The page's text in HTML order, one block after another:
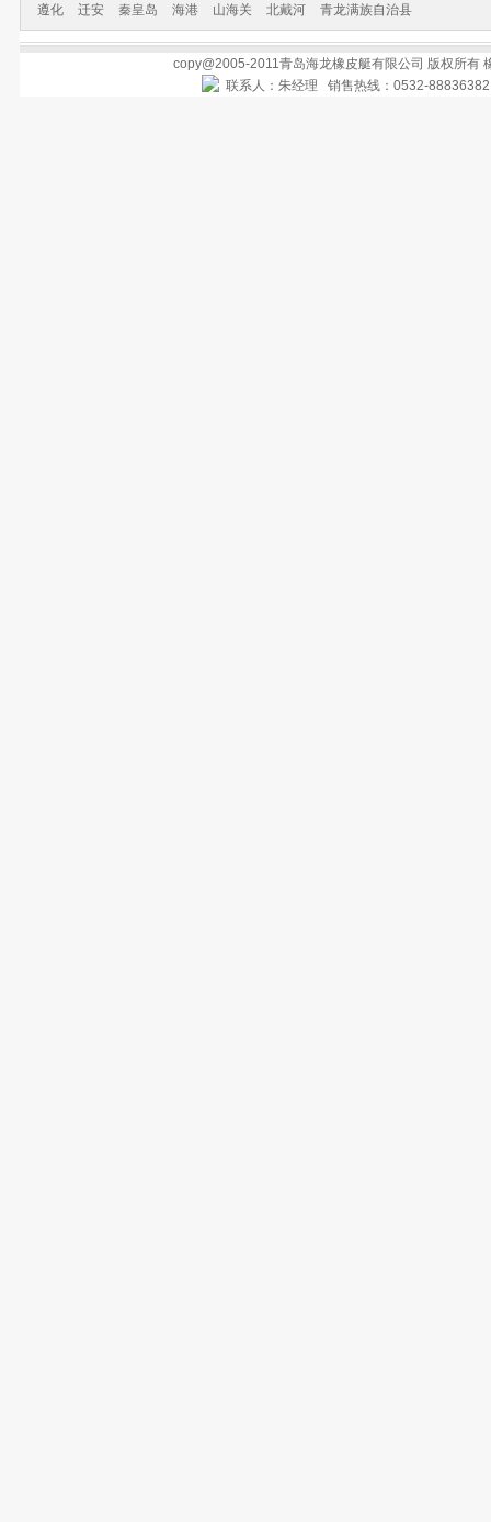
遵化 迁安 秦皇岛 海港 山海关 北戴河 青龙满族自治县
copy@2005-2011青岛海龙橡皮艇有限公司 版权所有
联系人：朱经理 销售热线：0532-